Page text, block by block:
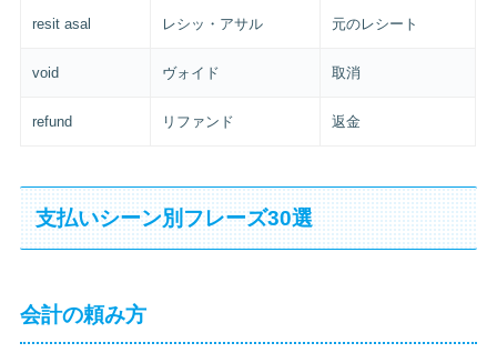
resit asal レシッ・アサル 元のレシート
void ヴォイド 取消
refund リファンド 返金
支払いシーン別フレーズ30選
会計の頼み方